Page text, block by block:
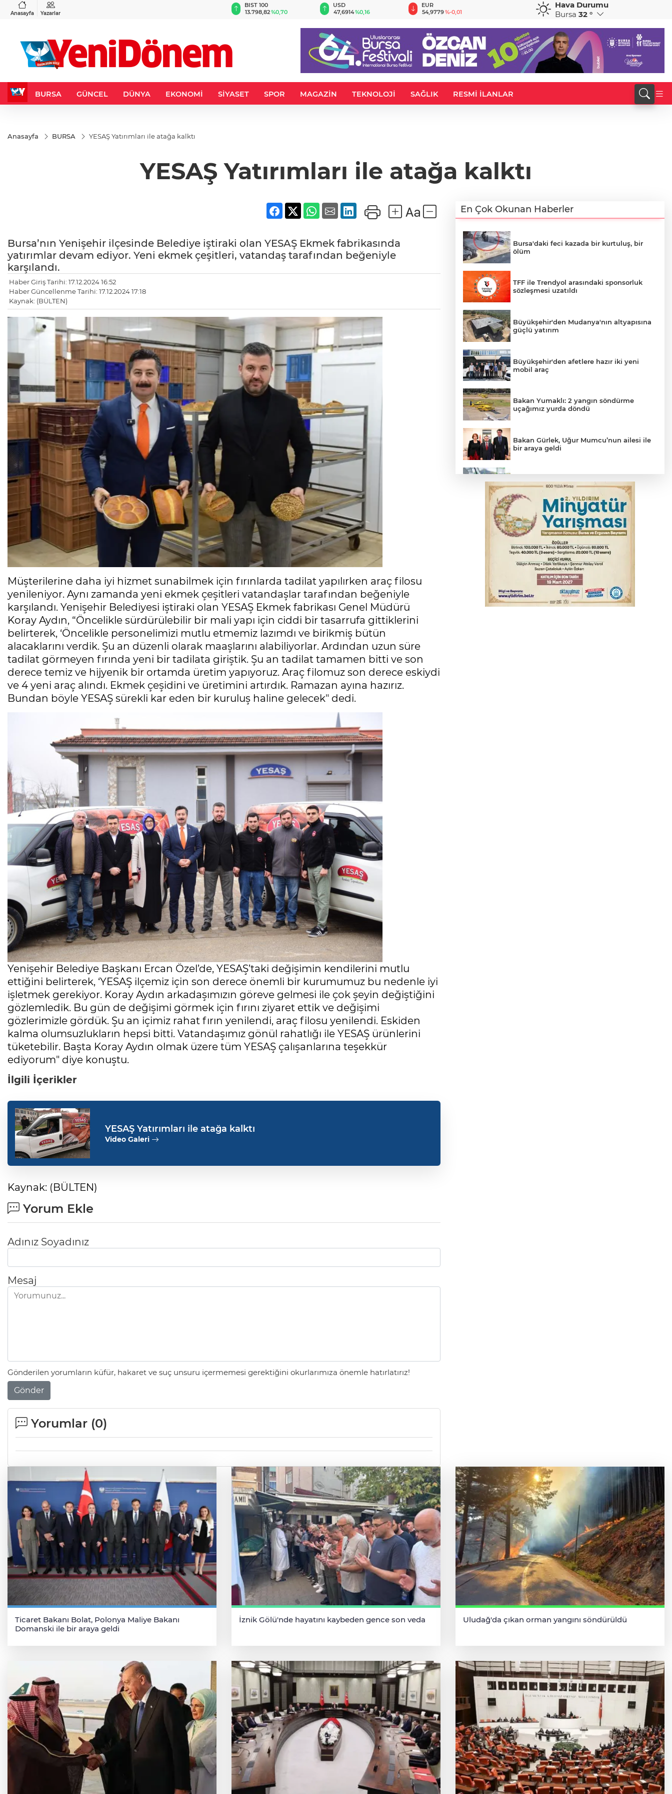
Anasayfa Yazarlar
%-0,22
BIST 100
13.798,82%0,70
USD
47,6914%0,16
EUR
54,9779%-0,01 %0,08
CHF
58,6899
Hava Durumu
Bursa 32 °
BURSA GÜNCEL DÜNYA EKONOMİ SİYASET SPOR MAGAZİN TEKNOLOJİ SAĞLIK RESMİ İLANLAR
Anasayfa BURSA YESAŞ Yatırımları ile atağa kalktı
YESAŞ Yatırımları ile atağa kalktı
Bursa’nın Yenişehir ilçesinde Belediye iştiraki olan YESAŞ Ekmek fabrikasında
yatırımlar devam ediyor. Yeni ekmek çeşitleri, vatandaş tarafından beğeniyle
karşılandı.
Haber Giriş Tarihi: 17.12.2024 16:52
Haber Güncellenme Tarihi: 17.12.2024 17:18
Kaynak: (BÜLTEN)
Müşterilerine daha iyi hizmet sunabilmek için fırınlarda tadilat yapılırken araç filosu
yenileniyor. Aynı zamanda yeni ekmek çeşitleri vatandaşlar tarafından beğeniyle
karşılandı. Yenişehir Belediyesi iştiraki olan YESAŞ Ekmek fabrikası Genel Müdürü
Koray Aydın, “Öncelikle sürdürülebilir bir mali yapı için ciddi bir tasarrufa gittiklerini
belirterek, ‘Öncelikle personelimizi mutlu etmemiz lazımdı ve birikmiş bütün
alacaklarını verdik. Şu an düzenli olarak maaşlarını alabiliyorlar. Ardından uzun süre
tadilat görmeyen fırında yeni bir tadilata giriştik. Şu an tadilat tamamen bitti ve son
derece temiz ve hijyenik bir ortamda üretim yapıyoruz. Araç filomuz son derece eskiydi
ve 4 yeni araç alındı. Ekmek çeşidini ve üretimini artırdık. Ramazan ayına hazırız.
Bundan böyle YESAŞ sürekli kar eden bir kuruluş haline gelecek" dedi.
Yenişehir Belediye Başkanı Ercan Özel’de, YESAŞ’taki değişimin kendilerini mutlu
ettiğini belirterek, ‘YESAŞ ilçemiz için son derece önemli bir kurumumuz bu nedenle iyi
işletmek gerekiyor. Koray Aydın arkadaşımızın göreve gelmesi ile çok şeyin değiştiğini
gözlemledik. Bu gün de değişimi görmek için fırını ziyaret ettik ve değişimi
gözlerimizle gördük. Şu an içimiz rahat fırın yenilendi, araç filosu yenilendi. Eskiden
kalma olumsuzlukların hepsi bitti. Vatandaşımız gönül rahatlığı ile YESAŞ ürünlerini
tüketebilir. Başta Koray Aydın olmak üzere tüm YESAŞ çalışanlarına teşekkür
ediyorum" diye konuştu.
İlgili İçerikler
YESAŞ Yatırımları ile atağa kalktı
Video Galeri
Kaynak: (BÜLTEN)
Yorum Ekle
Adınız Soyadınız
Mesaj
Gönderilen yorumların küfür, hakaret ve suç unsuru içermemesi gerektiğini okurlarımıza önemle hatırlatırız!
Gönder
Yorumlar (0)
En Çok Okunan Haberler
Bursa'daki feci kazada bir kurtuluş, bir
ölüm
TFF ile Trendyol arasındaki sponsorluk
sözleşmesi uzatıldı
Büyükşehir'den Mudanya'nın altyapısına
güçlü yatırım
Büyükşehir'den afetlere hazır iki yeni
mobil araç
Bakan Yumaklı: 2 yangın söndürme
uçağımız yurda döndü
Bakan Gürlek, Uğur Mumcu’nun ailesi ile
bir araya geldi
yansıyacak mı?
YENİ Parti Genel Başkanı Özel'den
Çerçeve Yasa yorumu
Serbest piyasada döviz fiyatları
Serbest piyasada altın fiyatları...
Ticaret Bakanı Bolat, Polonya Maliye Bakanı
Domanski ile bir araya geldi
İznik Gölü'nde hayatını kaybeden gence son veda Uludağ'da çıkan orman yangını söndürüldü